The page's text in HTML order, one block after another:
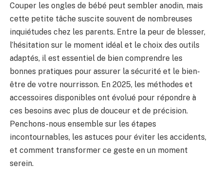
Couper les ongles de bébé peut sembler anodin, mais
cette petite tâche suscite souvent de nombreuses
inquiétudes chez les parents. Entre la peur de blesser,
l’hésitation sur le moment idéal et le choix des outils
adaptés, il est essentiel de bien comprendre les
bonnes pratiques pour assurer la sécurité et le bien-
être de votre nourrisson. En 2025, les méthodes et
accessoires disponibles ont évolué pour répondre à
ces besoins avec plus de douceur et de précision.
Penchons-nous ensemble sur les étapes
incontournables, les astuces pour éviter les accidents,
et comment transformer ce geste en un moment
serein.